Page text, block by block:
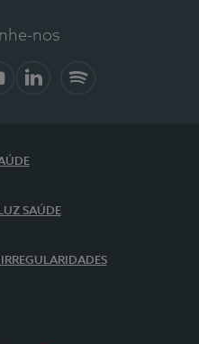
nos
SAÚDE